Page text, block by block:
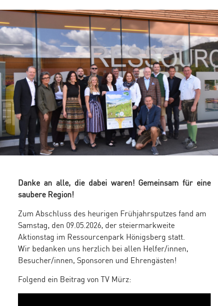
Danke an alle, die dabei waren! Gemeinsam für eine
saubere Region!
Zum Abschluss des heurigen Frühjahrsputzes fand am
Samstag, den 09.05.2026, der steiermarkweite
Aktionstag im Ressourcenpark Hönigsberg statt.
Wir bedanken uns herzlich bei allen Helfer/innen,
Besucher/innen, Sponsoren und Ehrengästen!
Folgend ein Beitrag von TV Mürz: